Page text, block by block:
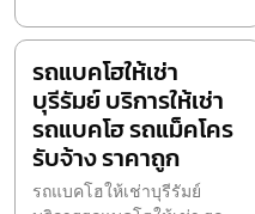
รถแบคโฮให้เช่า
บุรีรัมย์ บริการให้เช่า
รถแบคโฮ รถแม็คโคร
รับจ้าง ราคาถูก
รถแบคโฮให้เช่าบุรีรัมย์